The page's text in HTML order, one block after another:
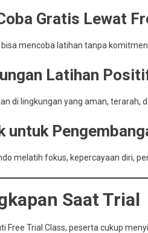
Gratis Lewat
mencoba latihan tanpa
Latihan
di lingkungan yang aman, terarah,
untuk
melatih fokus, kepercayaan diri,
Saat Trial
Free Trial Class, peserta cukup